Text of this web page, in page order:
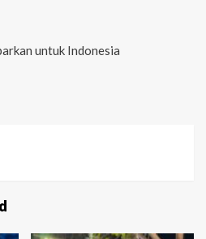
untuk Indonesia